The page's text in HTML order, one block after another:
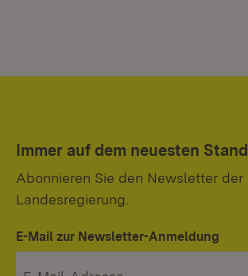
Immer auf dem neuesten Stand
Abonnieren Sie den Newsletter der
Landesregierung.
E-Mail zur Newsletter-Anmeldung